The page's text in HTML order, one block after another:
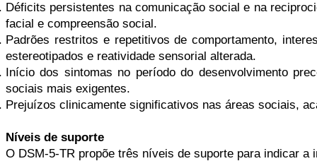
Déficits persistentes na comunicação social e na
facial e compreensão social.
Padrões restritos e repetitivos de comportamento,
estereotipados e reatividade sensorial alterada.
Início dos sintomas no período do desenvolvimento
sociais mais exigentes.
Prejuízos clinicamente significativos nas áreas sociais,
Níveis de suporte
O DSM-5-TR propõe três níveis de suporte para indicar a